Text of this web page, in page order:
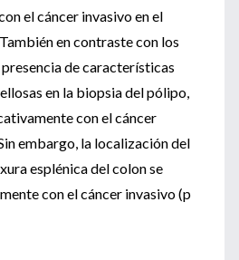
el cáncer invasivo en el
en contraste con los
de características
en la biopsia del pólipo,
con el cáncer
embargo, la localización del
esplénica del colon se
con el cáncer invasivo (p